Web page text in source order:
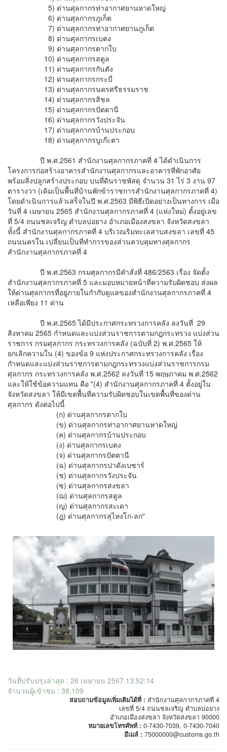
5) ด่านศุลกากรท่าอากาศยานหาดใหญ่
6) ด่านศุลกากรภูเก็ต
7) ด่านศุลกากรท่าอากาศยานภูเก็ต
8) ด่านศุลกากรเบตง
9) ด่านศุลกากรตากใบ
10) ด่านศุลกากรสตูล
11) ด่านศุลกากรกันตัง
12) ด่านศุลกากรกระบี่
13) ด่านศุลกากรนครศรีธรรมราช
14) ด่านศุลกากรสิชล
15) ด่านศุลกากรปัตตานี
16) ด่านศุลกากรวังประจัน
17) ด่านศุลกากรบ้านประกอบ
18) ด่านศุลกากรบูเก๊ะตา
ปี พ.ศ.2561 สำนักงานศุลกากรภาคที่ 4 ได้ดำเนินการ
โครงการก่อสร้างอาคารสำนักงานศุลกากรและอาคารที่พักอาศัย
พร้อมสิ่งปลูกสร้างประกอบ บนที่ดินราชพัสดุ จำนวน 31 ไร่ 3 งาน 97
ตารางวา (เดิมเป็นพื้นที่บ้านพักข้าราชการสำนักงานศุลกากรภาคที่ 4)
โดยดำเนินการแล้วเสร็จในปี พ.ศ.2563 มีพิธีเปิดอย่างเป็นทางการ เมื่อ
วันที่ 4 เมษายน 2565 สำนักงานศุลกากรภาคที่ 4 (แห่งใหม่) ตั้งอยู่เลข
ที่ 5/4 ถนนชลเจริญ ตำบลบ่อยาง อำเภอเมืองสงขลา จังหวัดสงขลา
ทั้งนี้ สำนักงานศุลกากรภาคที่ 4 บริเวณริมทะเลสาบสงขลา เลขที่ 45
ถนนนครใน เปลี่ยนเป็นที่ทำการของส่วนควบคุมทางศุลกากร
สำนักงานศุลกากรภาคที่ 4
ปี พ.ศ.2563 กรมศุลกากรมีคำสั่งที่ 486/2563 เรื่อง จัดตั้ง
สำนักงานศุลกากรภาคที่ 5 และมอบหมายหน้าที่ความรับผิดชอบ ส่งผล
ให้ด่านศุลกากรที่อยู่ภายในกำกับดูแลของสำนักงานศุลกากรภาคที่ 4
เหลือเพียง 11 ด่าน
ปี พ.ศ.2565 ได้มีประกาศกระทรวงการคลัง ลงวันที่ 29
สิงหาคม 2565 กำหนดและแบ่งส่วนราชการตามกฎกระทรวง แบ่งส่วน
ราชการ กรมศุลกากร กระทรวงการคลัง (ฉบับที่ 2) พ.ศ.2565 ให้
ยกเลิกความใน (4) ของข้อ 9 แห่งประกาศกระทรวงการคลัง เรื่อง
กำหนดและแบ่งส่วนราชการตามกฎกระทรวงแบ่งส่วนราชการกรม
ศุลกากร กระทรวงการคลัง พ.ศ.2562 ลงวันที่ 15 พฤษภาคม พ.ศ.2562
และให้ใช้ข้อความแทน คือ "(4) สำนักงานศุลกากรภาคที่ 4 ตั้งอยู่ใน
จังหวัดสงขลา ให้มีเขตพื้นที่ความรับผิดชอบในเขตพื้นที่ของด่าน
ศุลกากร ดังต่อไปนี้
(ก) ด่านศุลกากรตากใบ
(ข) ด่านศุลกากรท่าอากาศยานหาดใหญ่
(ค) ด่านศุลกากรบ้านประกอบ
(ง) ด่านศุลกากรเบตง
(จ) ด่านศุลกากรปัตตานี
(ฉ) ด่านศุลกากรปาดังเบซาร์
(ช) ด่านศุลกากรวังประจัน
(ซ) ด่านศุลกากรสงขลา
(ฌ) ด่านศุลกากรสตูล
(ญ) ด่านศุลกากรสะเดา
(ฎ) ด่านศุลกากรสุไหงโก-ลก"
วันที่ปรับปรุงล่าสุด : 26 เมษายน 2567 13:52:14
จำนวนผู้เข้าชม : 38,109
สอบถามข้อมูลเพิ่มเติมได้ที่ : สำนักงานศุลกากรภาคที่ 4
เลขที่ 5/4 ถนนชลเจริญ ตำบลบ่อยาง
อำเภอเมืองสงขลา จังหวัดสงขลา 90000
หมายเลขโทรศัพท์ : 0-7430-7039, 0-7430-7040
อีเมล์ : 75000000@customs.go.th